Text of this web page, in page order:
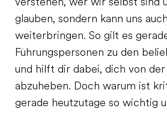
verstehen, wer wir selbst sind
glauben, sondern kann uns
weiterbringen. So gilt es
Führungspersonen zu den
und hilft dir dabei, dich von der
abzuheben. Doch warum ist
gerade heutzutage so wichtig